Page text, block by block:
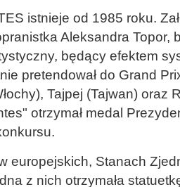
istnieje od 1985 roku.
Aleksandra
będący efektem
pretendował do Grand
Tajpej (Tajwan) oraz
otrzymał medal
europejskich, Stanach
z nich otrzymała